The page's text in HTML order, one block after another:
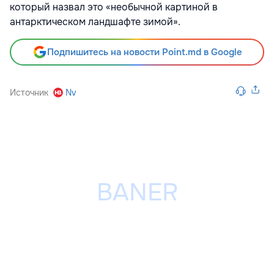
который назвал это «необычной картиной в
антарктическом ландшафте зимой».
Подпишитесь на новости Point.md в Google
Источник Nv